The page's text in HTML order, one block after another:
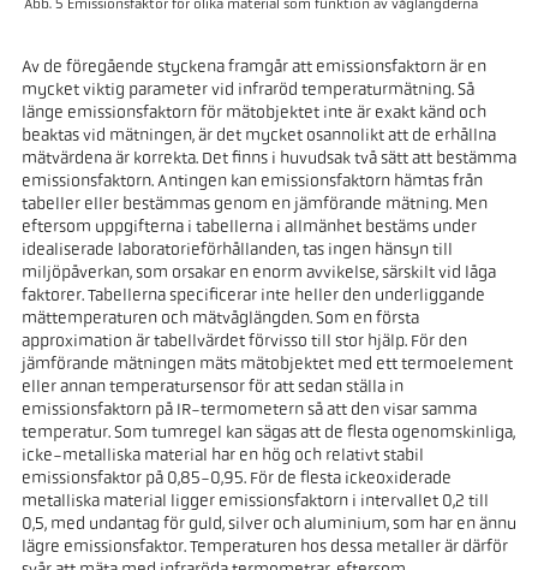
Abb. 5 Emissionsfaktor för olika material som funktion av våglängderna
Av de föregående styckena framgår att emissionsfaktorn är en
mycket viktig parameter vid infraröd temperaturmätning. Så
länge emissionsfaktorn för mätobjektet inte är exakt känd och
beaktas vid mätningen, är det mycket osannolikt att de erhållna
mätvärdena är korrekta. Det finns i huvudsak två sätt att bestämma
emissionsfaktorn. Antingen kan emissionsfaktorn hämtas från
tabeller eller bestämmas genom en jämförande mätning. Men
eftersom uppgifterna i tabellerna i allmänhet bestäms under
idealiserade laboratorieförhållanden, tas ingen hänsyn till
miljöpåverkan, som orsakar en enorm avvikelse, särskilt vid låga
faktorer. Tabellerna specificerar inte heller den underliggande
mättemperaturen och mätvåglängden. Som en första
approximation är tabellvärdet förvisso till stor hjälp. För den
jämförande mätningen mäts mätobjektet med ett termoelement
eller annan temperatursensor för att sedan ställa in
emissionsfaktorn på IR-termometern så att den visar samma
temperatur. Som tumregel kan sägas att de flesta ogenomskinliga,
icke-metalliska material har en hög och relativt stabil
emissionsfaktor på 0,85-0,95. För de flesta ickeoxiderade
metalliska material ligger emissionsfaktorn i intervallet 0,2 till
0,5, med undantag för guld, silver och aluminium, som har en ännu
lägre emissionsfaktor. Temperaturen hos dessa metaller är därför